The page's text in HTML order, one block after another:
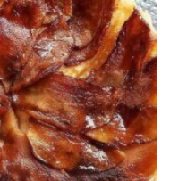
την
οικογένεια!”